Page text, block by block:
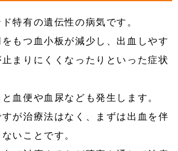
特有の遺伝性の病気です。
もつ血小板が減少し、出血しやす
まりにくくなったりといった症状
血便や血尿なども発生します。
が治療法はなく、まずは出血を伴
いことです。